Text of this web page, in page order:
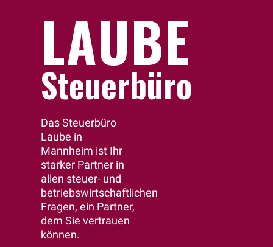
LAUBE
Steuerbüro
Das Steuerbüro
Laube in
Mannheim ist Ihr
starker Partner in
allen steuer- und
betriebswirtschaftlichen
Fragen, ein Partner,
dem Sie vertrauen
können.